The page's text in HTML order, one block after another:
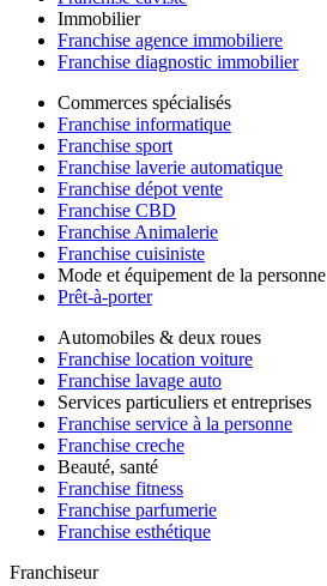
Immobilier
Franchise agence immobiliere
Franchise diagnostic immobilier
Commerces spécialisés
Franchise informatique
Franchise sport
Franchise laverie automatique
Franchise dépot vente
Franchise CBD
Franchise Animalerie
Franchise cuisiniste
Mode et équipement de la personne
Prêt-à-porter
Automobiles & deux roues
Franchise location voiture
Franchise lavage auto
Services particuliers et entreprises
Franchise service à la personne
Franchise creche
Beauté, santé
Franchise fitness
Franchise parfumerie
Franchise esthétique
Franchiseur